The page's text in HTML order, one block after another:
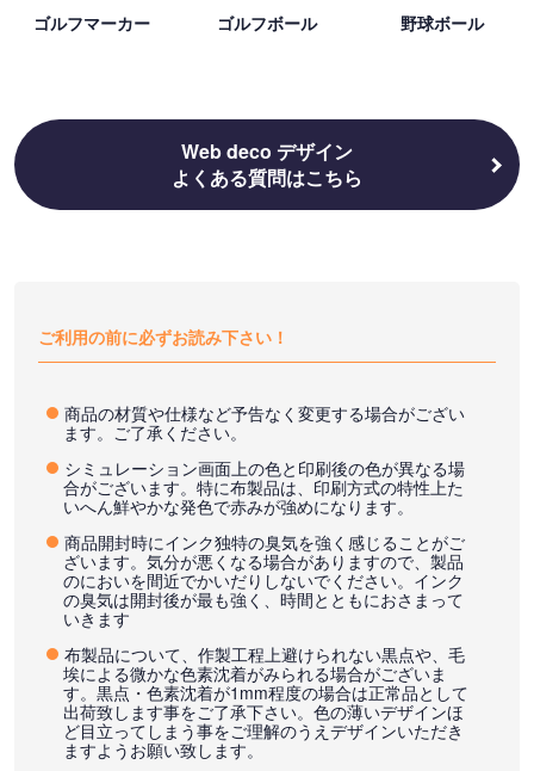
ゴルフマーカー ゴルフボール 野球ボール
Web deco デザイン
よくある質問はこちら
ご利用の前に必ずお読み下さい！
商品の材質や仕様など予告なく変更する場合がござい
ます。ご了承ください。
シミュレーション画面上の色と印刷後の色が異なる場
合がございます。特に布製品は、印刷方式の特性上た
いへん鮮やかな発色で赤みが強めになります。
商品開封時にインク独特の臭気を強く感じることがご
ざいます。気分が悪くなる場合がありますので、製品
のにおいを間近でかいだりしないでください。インク
の臭気は開封後が最も強く、時間とともにおさまって
いきます
布製品について、作製工程上避けられない黒点や、毛
埃による微かな色素沈着がみられる場合がございま
す。黒点・色素沈着が1mm程度の場合は正常品として
出荷致します事をご了承下さい。色の薄いデザインほ
ど目立ってしまう事をご理解のうえデザインいただき
ますようお願い致します。